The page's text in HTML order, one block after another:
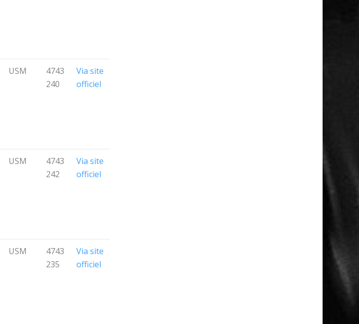
USM
4743
240
Via site
officiel
USM
4743
242
Via site
officiel
USM
4743
235
Via site
officiel